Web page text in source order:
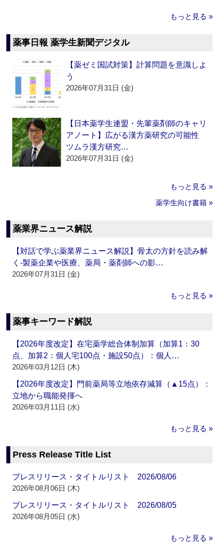
もっと見る »
薬事日報 薬学生新聞デジタル
【薬ゼミ国試対策】計算問題を意識しよ
う
2026年07月31日 (金)
【日本薬学生連盟・先輩薬剤師のキャリ
アノート】広がる漢方薬研究の可能性
ツムラ漢方研究…
2026年07月31日 (金)
もっと見る »
薬学生向け書籍 »
薬業界ニュース解説
【対話で学ぶ薬業界ニュース解説】骨太の方針を読み解
く‐製薬企業や医療、薬局・薬剤師への影…
2026年07月31日 (金)
もっと見る »
薬事キーワード解説
【2026年度改定】在宅薬学総合体制加算（加算1：30
点、加算2：個人宅100点・施設50点）：個人…
2026年03月12日 (木)
【2026年度改定】門前薬局等立地依存減算（▲15点）：
立地から職能発揮へ
2026年03月11日 (水)
もっと見る »
Press Release Title List
プレスリリース・タイトルリスト 2026/08/06
2026年08月06日 (木)
プレスリリース・タイトルリスト 2026/08/05
2026年08月05日 (水)
もっと見る »